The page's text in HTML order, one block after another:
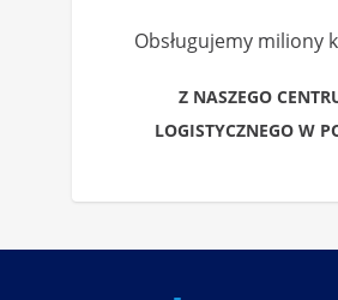
Obsługujemy miliony
Z NASZEGO
LOGISTYCZNEGO W